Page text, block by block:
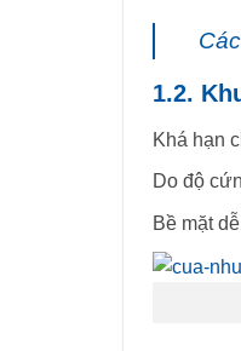
1.2.
Khá hạn
Do độ
Bề mặt